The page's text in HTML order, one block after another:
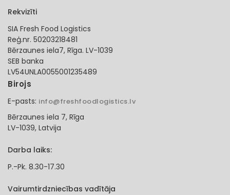
Rekvizīti
SIA Fresh Food Logistics
Reģ.nr. 50203218481
Bērzaunes iela7, Rīga. LV-1039
SEB banka
LV54UNLA0055001235489
Birojs
E-pasts: info@freshfoodlogistics.lv
Bērzaunes iela 7, Rīga
LV-1039, Latvija
Darba laiks:
P.-Pk. 8.30-17.30
Vairumtirdzniecības vadītāja